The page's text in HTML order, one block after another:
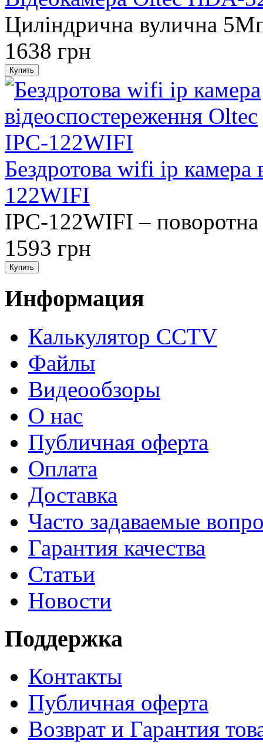
Циліндрична вулична
1638 грн
Бездротова wifi ip камера
122WIFI
IPC-122WIFI –
1593 грн
Информация
Калькулятор CCTV
Файлы
Видеообзоры
О нас
Публичная оферта
Оплата
Доставка
Часто задаваемые
Гарантия качества
Статьи
Новости
Поддержка
Контакты
Публичная оферта
Возврат и Гарантия